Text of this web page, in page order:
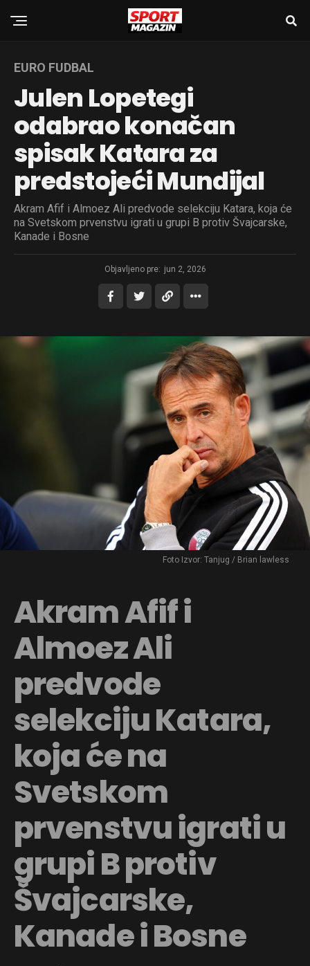
EURO FUDBAL
Julen Lopetegi
odabrao konačan
spisak Katara za
predstojeći Mundijal
Akram Afif i Almoez Ali predvode selekciju Katara, koja će
na Svetskom prvenstvu igrati u grupi B protiv Švajcarske,
Kanade i Bosne
Objavljeno pre: jun 2, 2026
Foto Izvor: Tanjug / Brian lawless
Akram Afif i
Almoez Ali
predvode
selekciju Katara,
koja će na
Svetskom
prvenstvu igrati u
grupi B protiv
Švajcarske,
Kanade i Bosne